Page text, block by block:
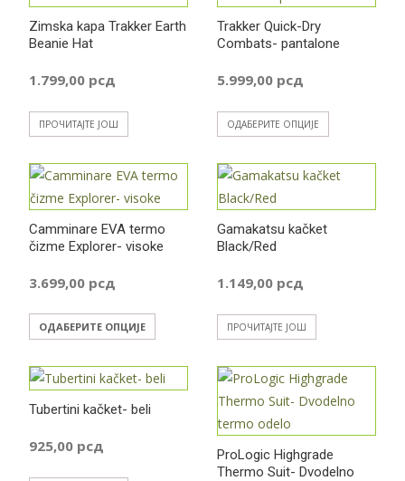
варијанти.
Опције
производа.
Zimska kapa Trakker Earth
Beanie Hat
1.799,00 рсд
ПРОЧИТАЈТЕ ЈОШ
Trakker Quick-Dry
Combats- pantalone
5.999,00 рсд
ОДАБЕРИТЕ ОПЦИЈЕ
има
варијанти.
производа.
Camminare EVA termo
čizme Explorer- visoke
3.699,00 рсд
ОДАБЕРИТЕ ОПЦИЈЕ
има
више
Gamakatsu kačket
Black/Red
1.149,00 рсд
ПРОЧИТАЈТЕ ЈОШ
Tubertini kačket- beli
925,00 рсд
ProLogic Highgrade
Thermo Suit- Dvodelno